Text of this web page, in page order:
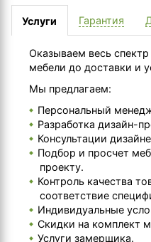
Услуги
Оказываем весь
мебели до доставки и
Мы предлагаем:
Персональный
Разработка дизайн-
Консультации
Подбор и просчет
проекту.
Контроль качества
соответствие
Индивидуальные
Скидки на комплект
Услуги замерщика.
Гарантия